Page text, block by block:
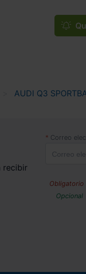
AUDI Q3
recibir
Correo